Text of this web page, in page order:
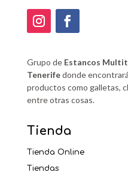
Grupo de Estancos
Tenerifedonde
productos como galletas,
entre otras cosas.
Tienda
Tienda Online
Tiendas